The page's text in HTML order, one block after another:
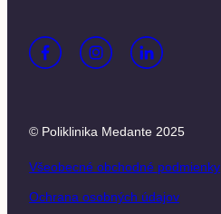
© Poliklinika Medante 2025
Všeobecné obchodné podmienky
Ochrana osobných údajov